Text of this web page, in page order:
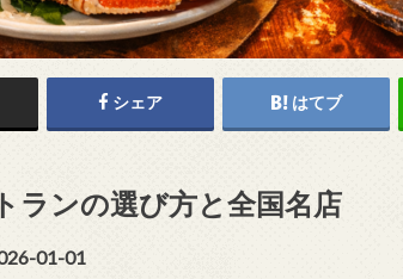
シェア はてブ
ランの選び方と全国名店
01-01